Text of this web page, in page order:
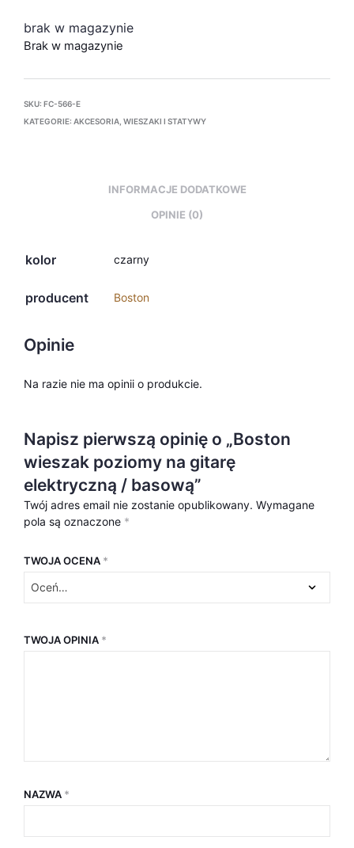
brak w magazynie
Brak w magazynie
SKU: FC-566-E
KATEGORIE: AKCESORIA WIESZAKI I STATYWY
INFORMACJE DODATKOWE
OPINIE (0)
kolor czarny
producent Boston
Opinie
Na razie nie ma opinii o produkcie.
Napisz pierwszą opinię o „Boston
wieszak poziomy na gitarę
elektryczną / basową”
Twój adres email nie zostanie opublikowany. Wymagane
pola są oznaczone *
TWOJA OCENA *
TWOJA OPINIA *
NAZWA *